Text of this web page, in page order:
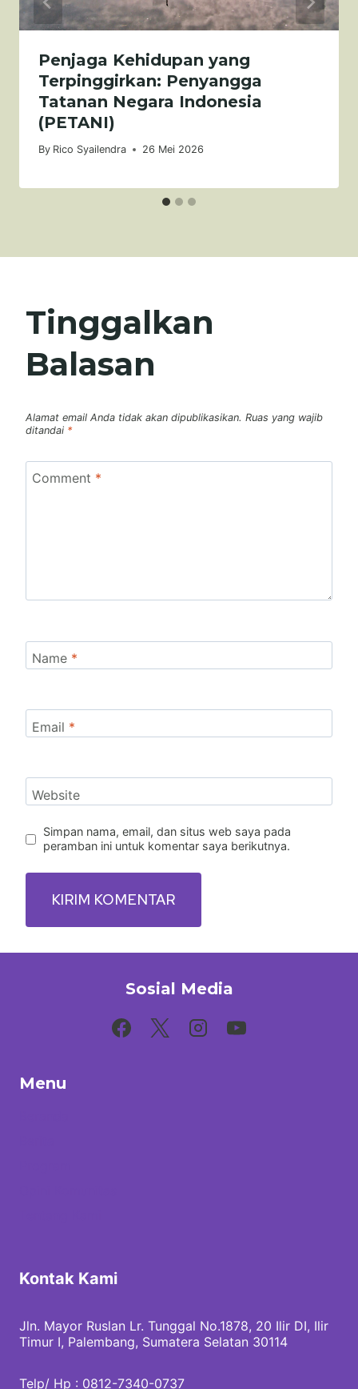
Penjaga Kehidupan yang
Terpinggirkan: Penyangga
Tatanan Negara Indonesia
(PETANI)
By Rico Syailendra 26 Mei 2026
Tinggalkan
Balasan
Alamat email Anda tidak akan dipublikasikan. Ruas yang wajib
ditandai *
Comment *
Name *
Email *
Website
Simpan nama, email, dan situs web saya pada
peramban ini untuk komentar saya berikutnya.
Sosial Media
Menu
Kontak Kami
Jln. Mayor Ruslan Lr. Tunggal No.1878, 20 Ilir DI, Ilir
Timur I, Palembang, Sumatera Selatan 30114
Telp/ Hp : 0812-7340-0737